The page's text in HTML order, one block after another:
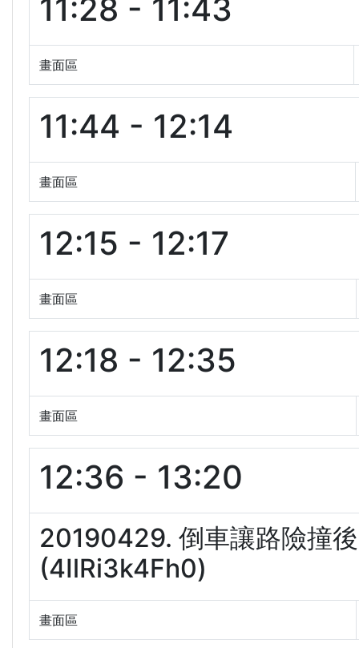
11:28 - 11:43
畫面區
11:44 - 12:14
畫面區
12:15 - 12:17
畫面區
12:18 - 12:35
畫面區
12:36 - 13:20
20190429. 倒車讓路險撞
(4IlRi3k4Fh0)
畫面區